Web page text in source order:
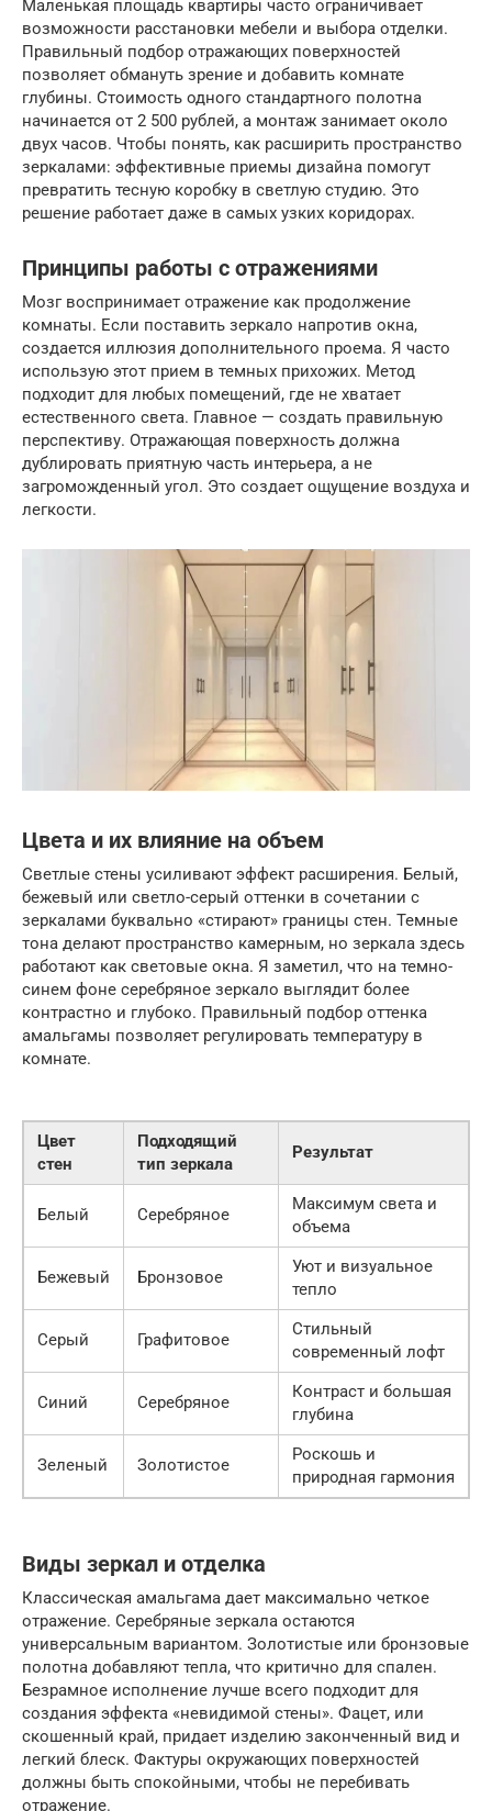
Маленькая площадь квартиры часто ограничивает
возможности расстановки мебели и выбора отделки.
Правильный подбор отражающих поверхностей
позволяет обмануть зрение и добавить комнате
глубины. Стоимость одного стандартного полотна
начинается от 2 500 рублей, а монтаж занимает около
двух часов. Чтобы понять, как расширить пространство
зеркалами: эффективные приемы дизайна помогут
превратить тесную коробку в светлую студию. Это
решение работает даже в самых узких коридорах.
Принципы работы с отражениями
Мозг воспринимает отражение как продолжение
комнаты. Если поставить зеркало напротив окна,
создается иллюзия дополнительного проема. Я часто
использую этот прием в темных прихожих. Метод
подходит для любых помещений, где не хватает
естественного света. Главное — создать правильную
перспективу. Отражающая поверхность должна
дублировать приятную часть интерьера, а не
загроможденный угол. Это создает ощущение воздуха и
легкости.
Цвета и их влияние на объем
Светлые стены усиливают эффект расширения. Белый,
бежевый или светло-серый оттенки в сочетании с
зеркалами буквально «стирают» границы стен. Темные
тона делают пространство камерным, но зеркала здесь
работают как световые окна. Я заметил, что на темно-
синем фоне серебряное зеркало выглядит более
контрастно и глубоко. Правильный подбор оттенка
амальгамы позволяет регулировать температуру в
комнате.
Цвет
стен
Подходящий
тип зеркала
Результат
Белый Серебряное
Максимум света и
объема
Бежевый Бронзовое
Уют и визуальное
тепло
Серый Графитовое
Стильный
современный лофт
Синий Серебряное
Контраст и большая
глубина
Зеленый Золотистое
Роскошь и
природная гармония
Виды зеркал и отделка
Классическая амальгама дает максимально четкое
отражение. Серебряные зеркала остаются
универсальным вариантом. Золотистые или бронзовые
полотна добавляют тепла, что критично для спален.
Безрамное исполнение лучше всего подходит для
создания эффекта «невидимой стены». Фацет, или
скошенный край, придает изделию законченный вид и
легкий блеск. Фактуры окружающих поверхностей
должны быть спокойными, чтобы не перебивать
отражение.